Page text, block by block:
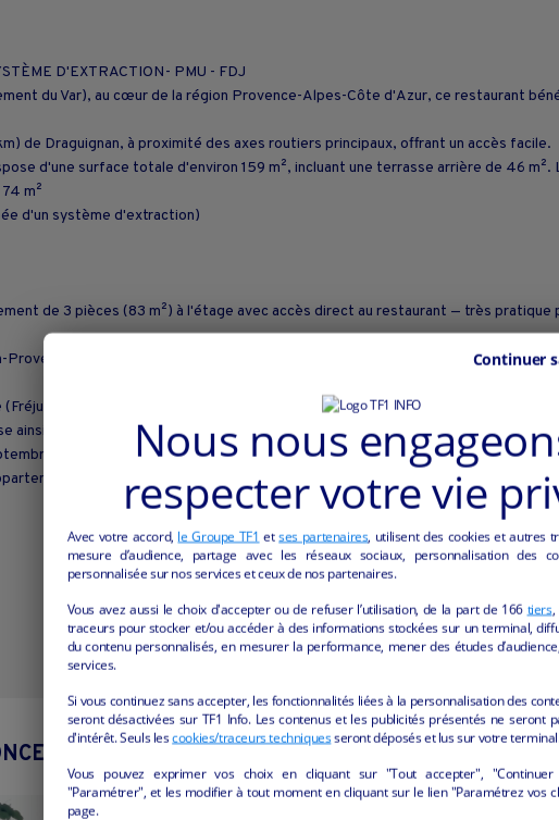
D'EXTRACTION- PMU - FDJ
du Var), au cœur de la région Provence-Alpes-Côte d'Azur, ce restaurant
de Draguignan, à proximité des axes routiers principaux, offrant un accès facile.
d'une surface totale d'environ 159 m², incluant une terrasse arrière de 46 m².
m²
d'un système d'extraction)
de 3 pièces (83 m²) à l'étage avec accès direct au restaurant — très
Saint-Raphaël)
ainsi que des touristes.
2032.
à l'étage inclus).
"HÔTELLERIE ET RESTAURATION" DE LA
Nous nous
respecter votre vie
Avec votre accord, le Groupe TF1 etses partenaires, utilisent des cookies et autres
mesure d’audience, partage avec les réseaux sociaux, personnalisation des
personnalisée sur nos services et ceux de nos partenaires.
Vous avez aussi le choix d'accepter ou de refuser l’utilisation, de la part de 166 tiers
traceurs pour stocker et/ou accéder à des informations stockées sur un terminal,
du contenu personnalisés, en mesurer la performance, mener des études
services.
Si vous continuez sans accepter, les fonctionnalités liées à la personnalisation des
seront désactivées sur TF1 Info. Les contenus et les publicités présentés ne seront
d'intérêt. Seuls lescookies/traceurs techniquesseront déposés et lus sur votre
Vous pouvez exprimer vos choix en cliquant sur "Tout accepter",
"Paramétrer", et les modifier à tout moment en cliquant sur le lien "Paramétrez vos
page.
Continuer